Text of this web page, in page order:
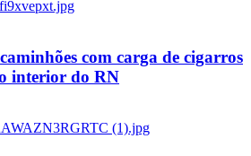
com carga de cigarros
interior do RN